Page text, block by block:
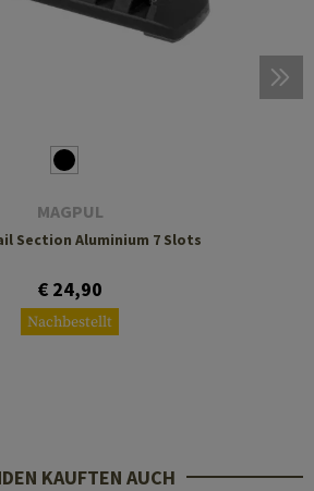
MAGPUL
Section Aluminium 7 Slots
€ 24,90
Nachbestellt
KAUFTEN AUCH